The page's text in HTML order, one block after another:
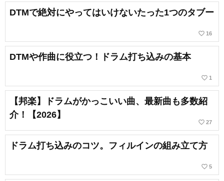
DTMで絶対にやってはいけないたった1つのタブー
favorite_border 16
DTMや作曲に役立つ！ドラム打ち込みの基本
favorite_border 1
【邦楽】ドラムがかっこいい曲、最新曲も多数紹
介！【2026】
favorite_border 27
ドラム打ち込みのコツ。フィルインの組み立て方
favorite_border 5